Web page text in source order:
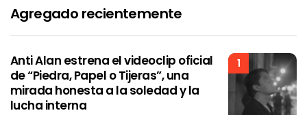
Agregado recientemente
1
Anti Alan estrena el videoclip oficial
de “Piedra, Papel o Tijeras”, una
mirada honesta a la soledad y la
lucha interna